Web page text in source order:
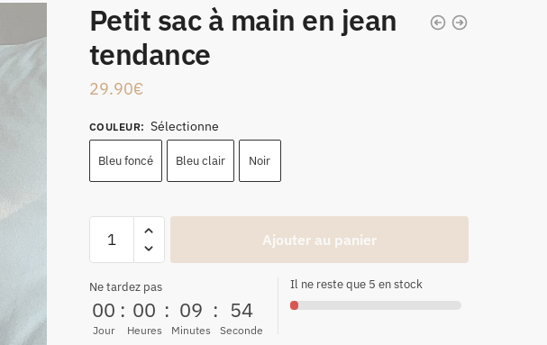
Petit sac à main en jean
tendance
29.90€
COULEUR: Sélectionne
Bleu foncé Bleu clair Noir
Ajouter au panier
Ne tardez pas
00
Jour
: 00
Heures
: 09
Minutes
: 53
Seconde
Il ne reste que 5 en stock